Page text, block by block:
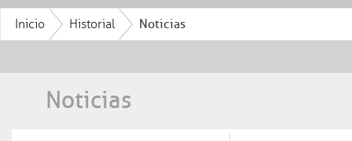
Inicio Historial Noticias
Noticias